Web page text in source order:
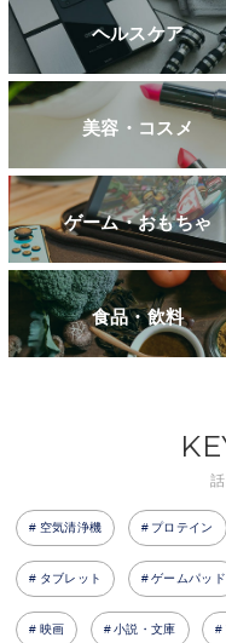
ヘルスケア
美容・コスメ
ゲーム・おもちゃ
食品・飲料
空気清浄機 プロテイン
タブレット ゲームパッド
映画 小説・文庫